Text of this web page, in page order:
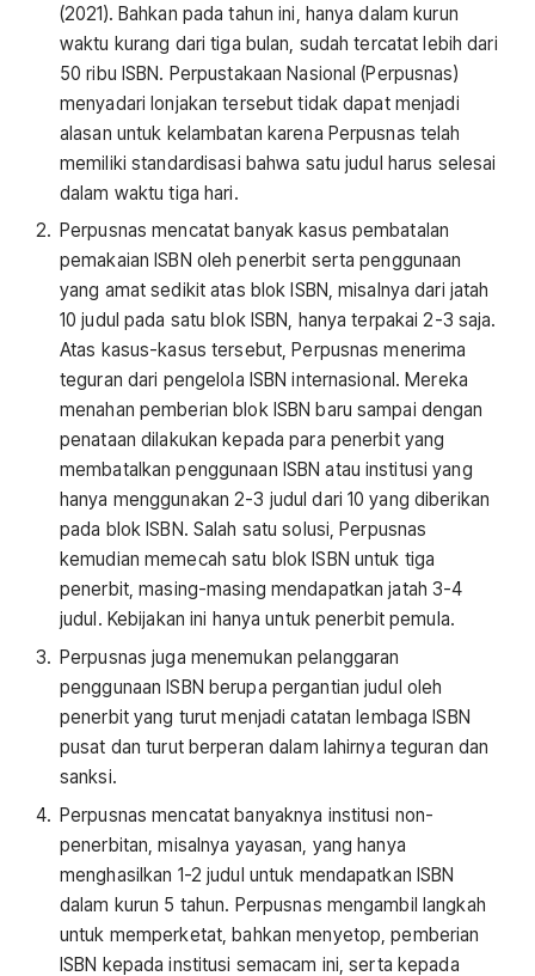
(2021). Bahkan pada tahun ini, hanya dalam kurun
waktu kurang dari tiga bulan, sudah tercatat lebih dari
50 ribu ISBN. Perpustakaan Nasional (Perpusnas)
menyadari lonjakan tersebut tidak dapat menjadi
alasan untuk kelambatan karena Perpusnas telah
memiliki standardisasi bahwa satu judul harus selesai
dalam waktu tiga hari.
Perpusnas mencatat banyak kasus pembatalan
pemakaian ISBN oleh penerbit serta penggunaan
yang amat sedikit atas blok ISBN, misalnya dari jatah
10 judul pada satu blok ISBN, hanya terpakai 2-3 saja.
Atas kasus-kasus tersebut, Perpusnas menerima
teguran dari pengelola ISBN internasional. Mereka
menahan pemberian blok ISBN baru sampai dengan
penataan dilakukan kepada para penerbit yang
membatalkan penggunaan ISBN atau institusi yang
hanya menggunakan 2-3 judul dari 10 yang diberikan
pada blok ISBN. Salah satu solusi, Perpusnas
kemudian memecah satu blok ISBN untuk tiga
penerbit, masing-masing mendapatkan jatah 3-4
judul. Kebijakan ini hanya untuk penerbit pemula.
Perpusnas juga menemukan pelanggaran
penggunaan ISBN berupa pergantian judul oleh
penerbit yang turut menjadi catatan lembaga ISBN
pusat dan turut berperan dalam lahirnya teguran dan
sanksi.
Perpusnas mencatat banyaknya institusi non-
penerbitan, misalnya yayasan, yang hanya
menghasilkan 1-2 judul untuk mendapatkan ISBN
dalam kurun 5 tahun. Perpusnas mengambil langkah
untuk memperketat, bahkan menyetop, pemberian
ISBN kepada institusi semacam ini, serta kepada